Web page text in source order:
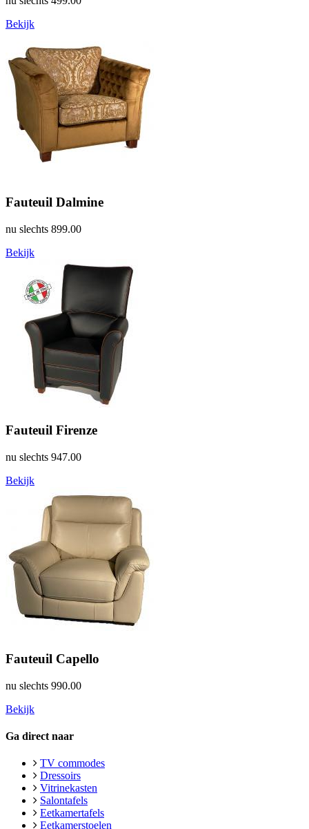
Bekijk
Fauteuil Dalmine
nu slechts 899.00
Bekijk
Fauteuil Firenze
nu slechts 947.00
Bekijk
Fauteuil Capello
nu slechts 990.00
Bekijk
Ga direct naar
TV commodes
Dressoirs
Vitrinekasten
Salontafels
Eetkamertafels
Eetkamerstoelen